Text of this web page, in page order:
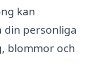
kan
din personliga
blommor och